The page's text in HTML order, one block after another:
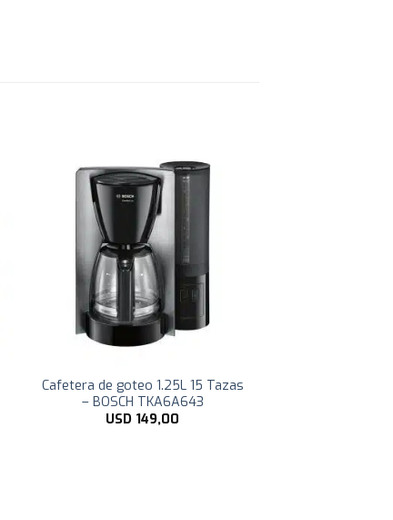
Cafetera de goteo 1.25L 15 Tazas
– BOSCH TKA6A643
USD 149,00